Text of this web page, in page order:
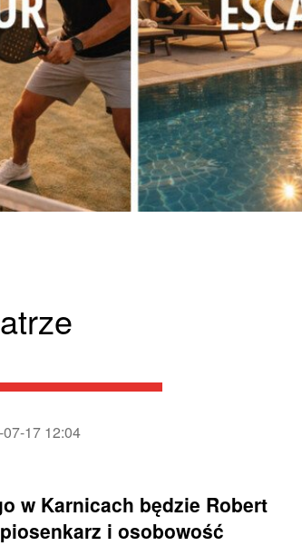
17 12:04
w Karnicach będzie Robert
i osobowość